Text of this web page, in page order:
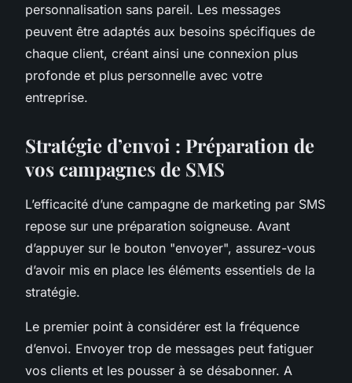
personnalisation sans pareil. Les messages
peuvent être adaptés aux besoins spécifiques de
chaque client, créant ainsi une connexion plus
profonde et plus personnelle avec votre
entreprise.
Stratégie d’envoi : Préparation de
vos campagnes de SMS
L’efficacité d’une campagne de marketing par SMS
repose sur une préparation soigneuse. Avant
d’appuyer sur le bouton "envoyer", assurez-vous
d’avoir mis en place les éléments essentiels de la
stratégie.
Le premier point à considérer est la fréquence
d’envoi. Envoyer trop de messages peut fatiguer
vos clients et les pousser à se désabonner. A